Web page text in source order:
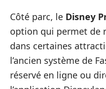
Côté parc, le Disney
option qui permet de
dans certaines
l’ancien système de
réservé en ligne ou